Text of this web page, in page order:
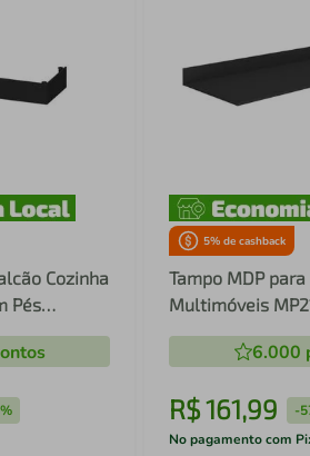
Cozinha
Pés
5% de cashback
Tampo MDP
Multimóveis
6.000
R$161,99 -
No pagamento com